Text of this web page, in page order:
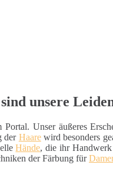
unsere
Unser äußeres
der Haarewird besonders
Hände, die ihr Handwerk
der Färbung für